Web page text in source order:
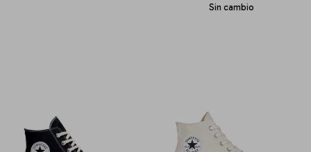
Sin cambio